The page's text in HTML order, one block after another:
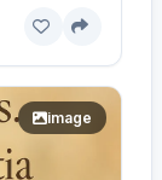
image